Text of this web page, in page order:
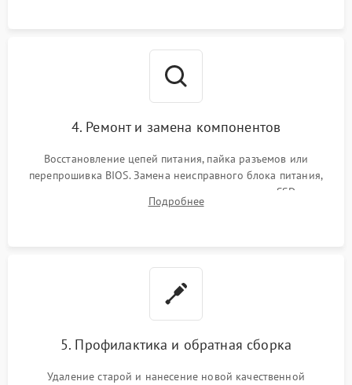
4. Ремонт и замена компонентов
Восстановление цепей питания, пайка разъемов или
перепрошивка BIOS. Замена неисправного блока питания,
видеокарты, процессора или установка нового SSD для
восстановления и повышения скорости работы системы.
Подробнее
5. Профилактика и обратная сборка
Удаление старой и нанесение новой качественной